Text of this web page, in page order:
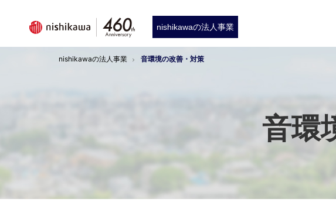
nishikawaの法人事業
nishikawaの法人事業 音環境の改善・対策
音環